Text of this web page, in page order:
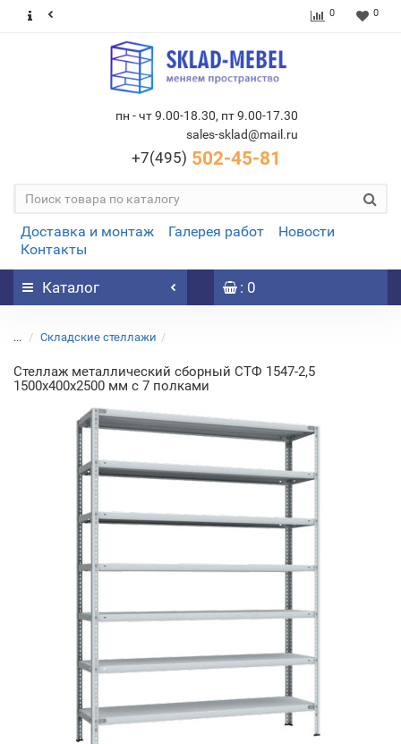
0 0
пн - чт 9.00-18.30, пт 9.00-17.30
sales-sklad@mail.ru
+7(495) 502-45-81
Доставка и монтаж Галерея работ
Новости
Контакты
Каталог : 0
... Складские стеллажи
Стеллаж металлический сборный СТФ 1547-2,5
1500х400х2500 мм с 7 полками